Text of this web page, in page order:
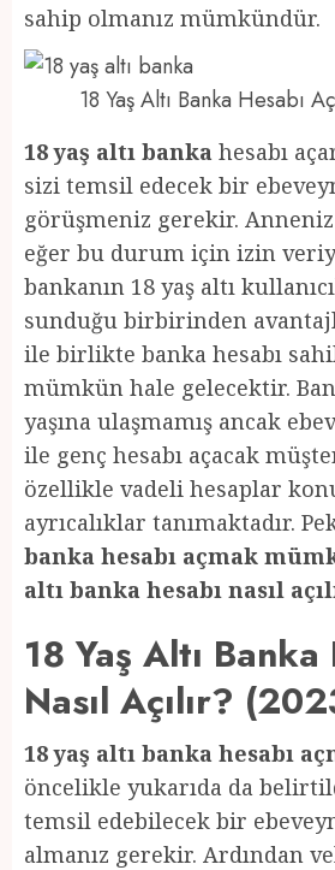
sahip olmanız mümkündür.
18 Yaş Altı Banka Hesabı
18 yaş altı banka hesabı
sizi temsil edecek bir
görüşmeniz gerekir. Anneniz
eğer bu durum için izin
bankanın 18 yaş altı
sunduğu birbirinden
ile birlikte banka hesabı
mümkün hale gelecektir.
yaşına ulaşmamış ancak
ile genç hesabı açacak
özellikle vadeli hesaplar
ayrıcalıklar tanımaktadır.
banka hesabı açmak
altı banka hesabı nasıl
18 Yaş Altı Banka
Nasıl Açılır?
18 yaş altı banka hesabı
öncelikle yukarıda da
temsil edebilecek bir
almanız gerekir. Ardından